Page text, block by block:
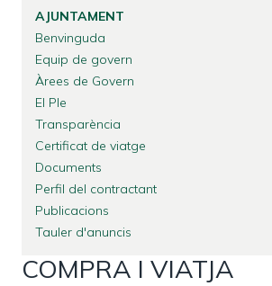
Serveis
Municipals
Tràmits
NextGenerationEU
AJUNTAMENT
Benvinguda
Equip de govern
Àrees de Govern
El Ple
Transparència
Certificat de viatge
Documents
Perfil del contractant
Publicacions
Tauler d'anuncis
COMPRA I VIATJA